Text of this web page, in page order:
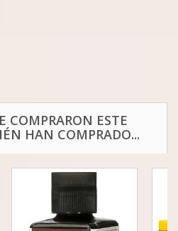
COMPRARON ESTE
HAN COMPRADO...